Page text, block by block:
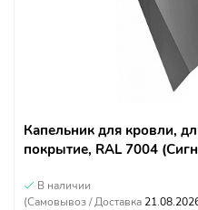
Капельник для кровли,
покрытие, RAL 7004
В наличии
(Самовывоз / Доставка